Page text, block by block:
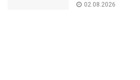
02.08.2026